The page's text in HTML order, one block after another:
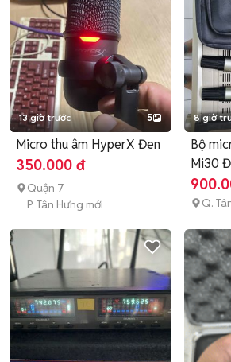
13 giờ trước 5
Micro thu âm HyperX Đen
350.000 đ
Quận 7
P. Tân Hưng mới
8 giờ
Bộ
Mi30
dụng
Q.